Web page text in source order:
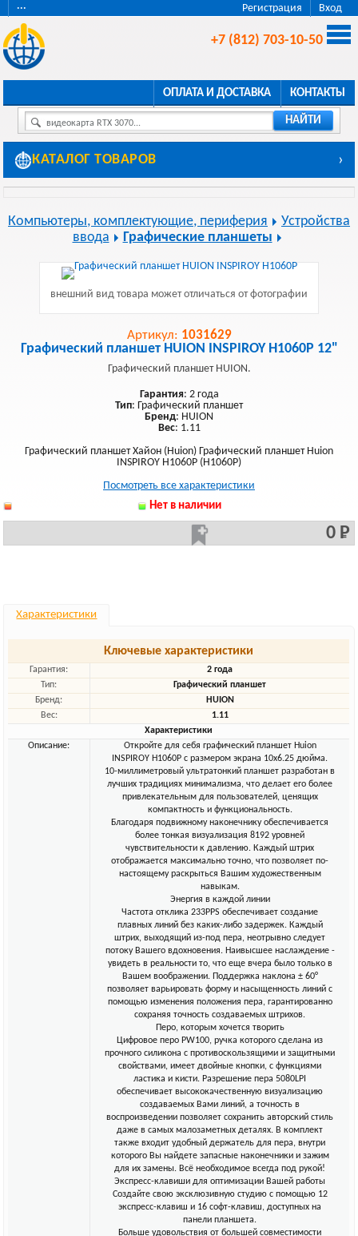
Регистрация Вход
···
+7 (812) 703-10-50
ОПЛАТА И ДОСТАВКА КОНТАКТЫ
видеокарта RTX 3070... НАЙТИ
КАТАЛОГ ТОВАРОВ ›
Компьютеры, комплектующие, периферия
Устройства
ввода
Графические планшеты
внешний вид товара может отличаться от фотографии
Артикул: 1031629
Графический планшет HUION INSPIROY H1060P 12"
Графический планшет HUION.
Гарантия: 2 года
Тип: Графический планшет
Бренд: HUION
Вес: 1.11
Графический планшет Хайон (Huion) Графический планшет Huion
INSPIROY H1060P (H1060P)
Посмотреть все характеристики
Нет в наличии
0 Р
Характеристики
Ключевые характеристики
Гарантия:
2 года
Тип:
Графический планшет
Бренд:
HUION
Вес:
1.11
Характеристики
Описание:
Откройте для себя графический планшет Huion
INSPIROY H1060P с размером экрана 10х6.25 дюйма.
10-миллиметровый ультратонкий планшет разработан в
лучших традициях минимализма, что делает его более
привлекательным для пользователей, ценящих
компактность и функциональность.
Благодаря подвижному наконечнику обеспечивается
более тонкая визуализация 8192 уровней
чувствительности к давлению. Каждый штрих
отображается максимально точно, что позволяет по-
настоящему раскрыться Вашим художественным
навыкам.
Энергия в каждой линии
Частота отклика 233PPS обеспечивает создание
плавных линий без каких-либо задержек. Каждый
штрих, выходящий из-под пера, неотрывно следует
потоку Вашего вдохновения. Наивысшее наслаждение -
увидеть в реальности то, что еще вчера было только в
Вашем воображении. Поддержка наклона ± 60°
позволяет варьировать форму и насыщенность линий с
помощью изменения положения пера, гарантированно
сохраняя точность создаваемых штрихов.
Перо, которым хочется творить
Цифровое перо PW100, ручка которого сделана из
прочного силикона с противоскользящими и защитными
свойствами, имеет двойные кнопки, с функциями
ластика и кисти. Разрешение пера 5080LPI
обеспечивает высококачественную визуализацию
создаваемых Вами линий, а точность в
воспроизведении позволяет сохранить авторский стиль
даже в самых малозаметных деталях. В комплект
также входит удобный держатель для пера, внутри
которого Вы найдете запасные наконечники и зажим
для их замены. Всё необходимое всегда под рукой!
Экспресс-клавиши для оптимизации Вашей работы
Создайте свою эксклюзивную студию с помощью 12
экспресс-клавиш и 16 софт-клавиш, доступных на
панели планшета.
Больше удовольствия от большей совместимости